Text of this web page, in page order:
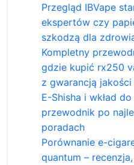
Przegląd IBVape
ekspertów czy
szkodzą dla
Kompletny
gdzie kupić rx250
z gwarancją jakości
E-Shisha i wkład
przewodnik po
poradach
Porównanie e-
quantum –